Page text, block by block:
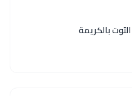
بالكريمة